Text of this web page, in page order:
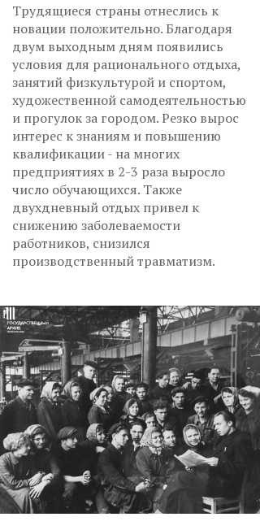
Трудящиеся страны отнеслись к
новации положительно. Благодаря
двум выходным дням появились
условия для рационального отдыха,
занятий физкультурой и спортом,
художественной самодеятельностью
и прогулок за городом. Резко вырос
интерес к знаниям и повышению
квалификации - на многих
предприятиях в 2-3 раза выросло
число обучающихся. Также
двухдневный отдых привел к
снижению заболеваемости
работников, снизился
производственный травматизм.